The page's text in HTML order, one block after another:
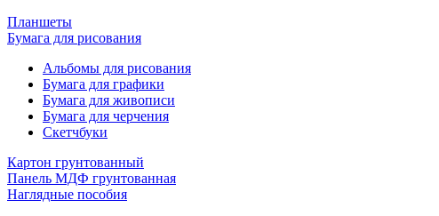
Планшеты
Бумага для рисования
Альбомы для рисования
Бумага для графики
Бумага для живописи
Бумага для черчения
Скетчбуки
Картон грунтованный
Панель МДФ грунтованная
Наглядные пособия